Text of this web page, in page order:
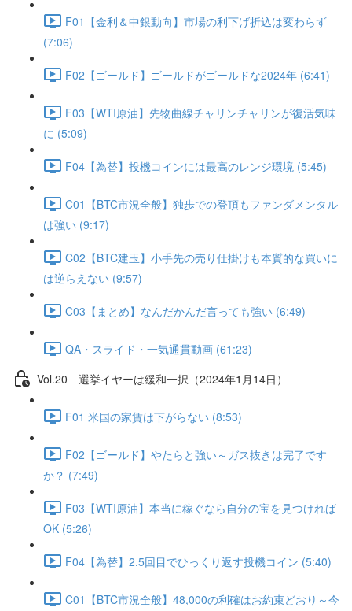
F01【金利＆中銀動向】市場の利下げ折込は変わらず
(7:06)
F02【ゴールド】ゴールドがゴールドな2024年 (6:41)
F03【WTI原油】先物曲線チャリンチャリンが復活気味
に (5:09)
F04【為替】投機コインには最高のレンジ環境 (5:45)
C01【BTC市況全般】独歩での登頂もファンダメンタル
は強い (9:17)
C02【BTC建玉】小手先の売り仕掛けも本質的な買いに
は逆らえない (9:57)
C03【まとめ】なんだかんだ言っても強い (6:49)
QA・スライド・一気通貫動画 (61:23)
Vol.20 選挙イヤーは緩和一択（2024年1月14日）
F01 米国の家賃は下がらない (8:53)
F02【ゴールド】やたらと強い～ガス抜きは完了です
か？ (7:49)
F03【WTI原油】本当に稼ぐなら自分の宝を見つければ
OK (5:26)
F04【為替】2.5回目でひっくり返す投機コイン (5:40)
C01【BTC市況全般】48,000の利確はお約束どおり～今